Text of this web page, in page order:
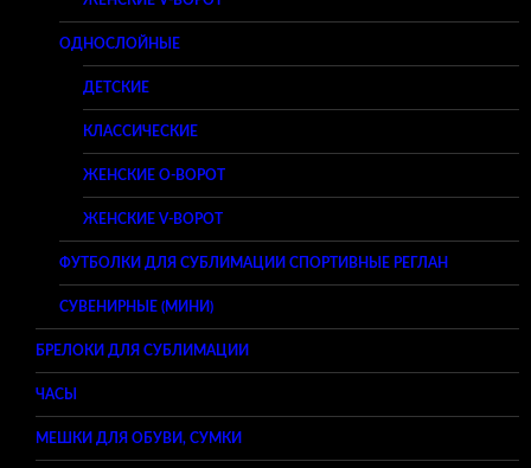
ОДНОСЛОЙНЫЕ
ДЕТСКИЕ
КЛАССИЧЕСКИЕ
ЖЕНСКИЕ O-ВОРОТ
ЖЕНСКИЕ V-ВОРОТ
ФУТБОЛКИ ДЛЯ СУБЛИМАЦИИ СПОРТИВНЫЕ РЕГЛАН
СУВЕНИРНЫЕ (МИНИ)
БРЕЛОКИ ДЛЯ СУБЛИМАЦИИ
ЧАСЫ
МЕШКИ ДЛЯ ОБУВИ, СУМКИ